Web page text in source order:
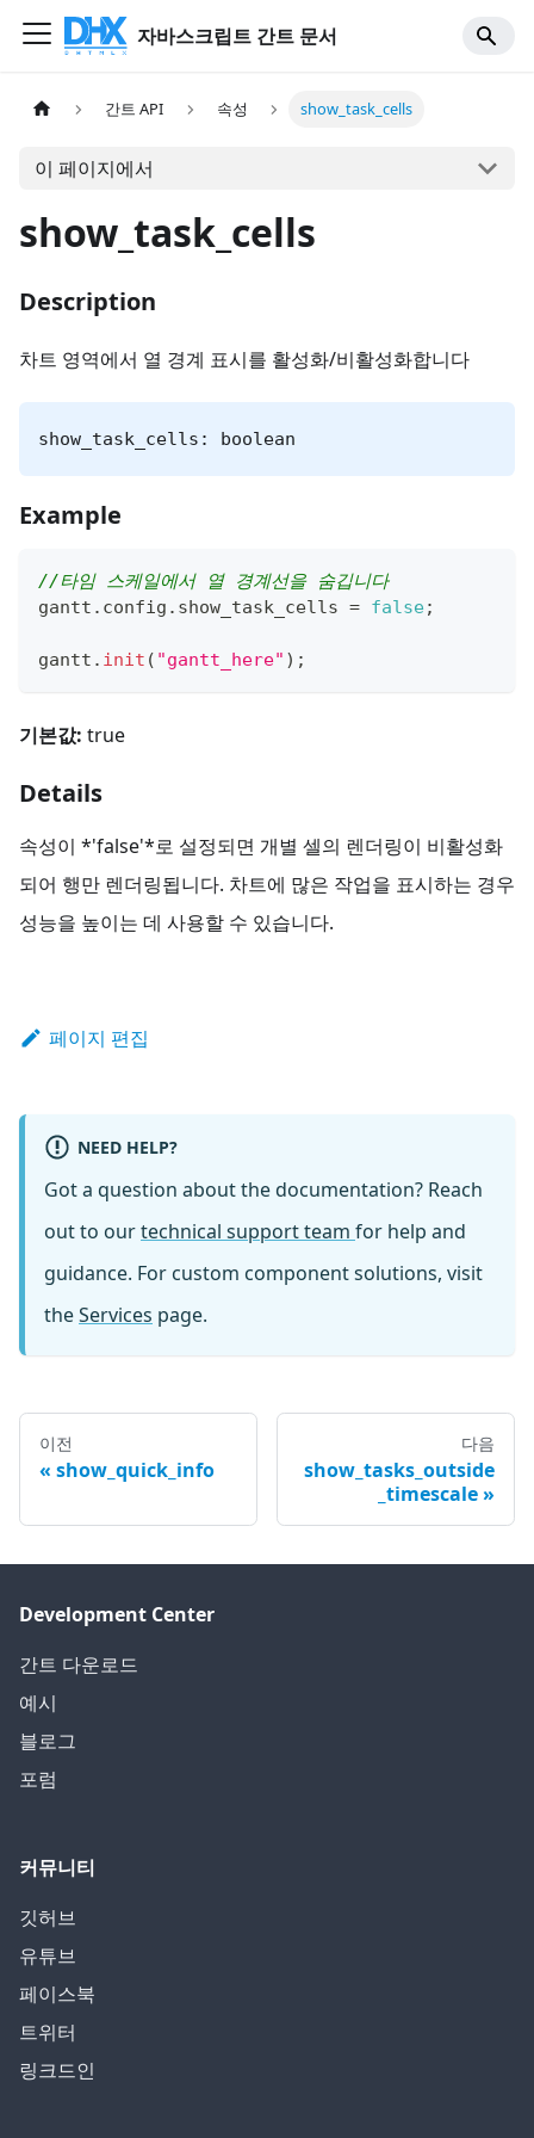
자바스크립트 간트 문서
간트 API 속성 show_task_cells
이 페이지에서
show_task_cells
Description
차트 영역에서 열 경계 표시를 활성화/비활성화합니다
show_task_cells: boolean
Example
//타임 스케일에서 열 경계선을 숨깁니다
gantt . config . show_task_cells = false;
gantt . init ( "gantt_here" ) ;
기본값: true
Details
속성이 *'false'*로 설정되면 개별 셀의 렌더링이 비활성화
되어 행만 렌더링됩니다. 차트에 많은 작업을 표시하는 경우
성능을 높이는 데 사용할 수 있습니다.
페이지 편집
NEED HELP?
Got a question about the documentation? Reach
out to ourtechnical support team for help and
guidance. For custom component solutions, visit
theServices page.
이전
show_quick_info
다음
show_tasks_outside
_timescale
Development Center
간트 다운로드
예시
블로그
포럼
커뮤니티
깃허브
유튜브
페이스북
트위터
링크드인